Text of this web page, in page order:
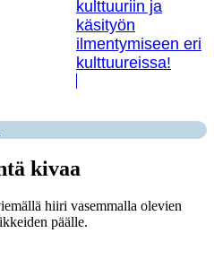
kulttuuriin ja
käsityön
ilmentymiseen eri
kulttuureissa!
kivaa
hiiri vasemmalla olevien
päälle.